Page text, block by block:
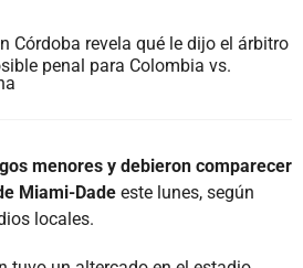
Córdoba revela qué le dijo el árbitro
penal para Colombia vs.
menores y debieron comparecer
Miami-Dade este lunes, según
locales.